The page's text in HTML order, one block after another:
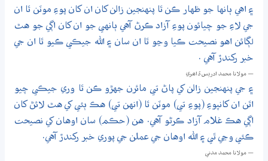
۽ اهي ٻانها جو ظهار ڪن ٿا پنهنجين زالن کان ان کان پوءِ موٽن ٿا ان
جي لاءِ جو چيائون پوءِ آزاد ڪرڻ آهي ٻانهي جو ان کان اڳي جو هٿ
لڳائن اهو نصيحت ڪيا وڃو ٿا ان سان ۽ الله جيڪي ڪيو ٿا ان جي
خبر رکندڙ آهي .
— مولانا محمد ادريس ڏاھري
۽ جي پنهنجين زالن کي پاڻ تي مائرن جهڙو ڪن ٿا وري جيڪي چيو
اٿن ان کانپوءِ (پوءِ تي) موٽن ٿا (انهن تي) هڪ ٻئي کي هٿ لائڻ کان
اڳي هڪ غلام آزاد ڪرڻو آهي. هن (حڪم) سان اوهان کي نصيحت
ڪئي وڃي ٿي ۽ الله اوهان جي عملن جي پوري خبر رکندڙ آهي.
— مولانا محمد مدني